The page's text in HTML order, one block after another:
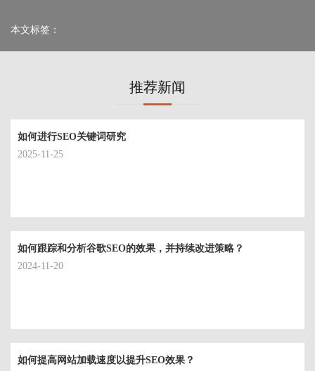
本文标签：
推荐新闻
如何进行SEO关键词研究
2025-11-25
如何跟踪和分析谷歌SEO的效果，并持续改进策略？
2024-11-20
如何提高网站加载速度以提升SEO效果？